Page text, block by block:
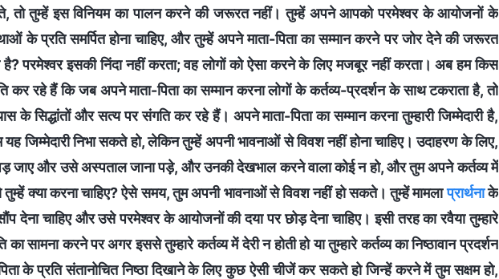
तो तुम्हें इस विनियम का पालन करने की जरूरत नहीं। तुम्हें अपने आपको परमेश्वर के आयोजनों के
के प्रति समर्पित होना चाहिए, और तुम्हें अपने माता-पिता का सम्मान करने पर जोर देने की जरूरत
है? परमेश्वर इसकी निंदा नहीं करता; वह लोगों को ऐसा करने के लिए मजबूर नहीं करता। अब हम किस
रहे हैं कि जब अपने माता-पिता का सम्मान करना लोगों के कर्तव्य-प्रदर्शन के साथ टकराता है, तो
के सिद्धांतों और सत्य पर संगति कर रहे हैं। अपने माता-पिता का सम्मान करना तुम्हारी जिम्मेदारी है,
जिम्मेदारी निभा सकते हो, लेकिन तुम्हें अपनी भावनाओं से विवश नहीं होना चाहिए। उदाहरण के लिए,
पड़ जाए और उसे अस्पताल जाना पड़े, और उनकी देखभाल करने वाला कोई न हो, और तुम अपने कर्तव्य में
क्या करना चाहिए? ऐसे समय, तुम अपनी भावनाओं से विवश नहीं हो सकते। तुम्हें मामलाप्रार्थनाके
देना चाहिए और उसे परमेश्वर के आयोजनों की दया पर छोड़ देना चाहिए। इसी तरह का रवैया तुम्हारे
सामना करने पर अगर इससे तुम्हारे कर्तव्य में देरी न होती हो या तुम्हारे कर्तव्य का निष्ठावान प्रदर्शन
के प्रति संतानोचित निष्ठा दिखाने के लिए कुछ ऐसी चीजें कर सकते हो जिन्हें करने में तुम सक्षम हो,